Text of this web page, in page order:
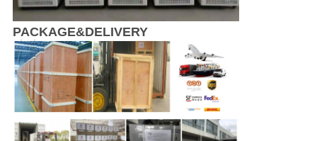
PACKAGE&DELIVERY